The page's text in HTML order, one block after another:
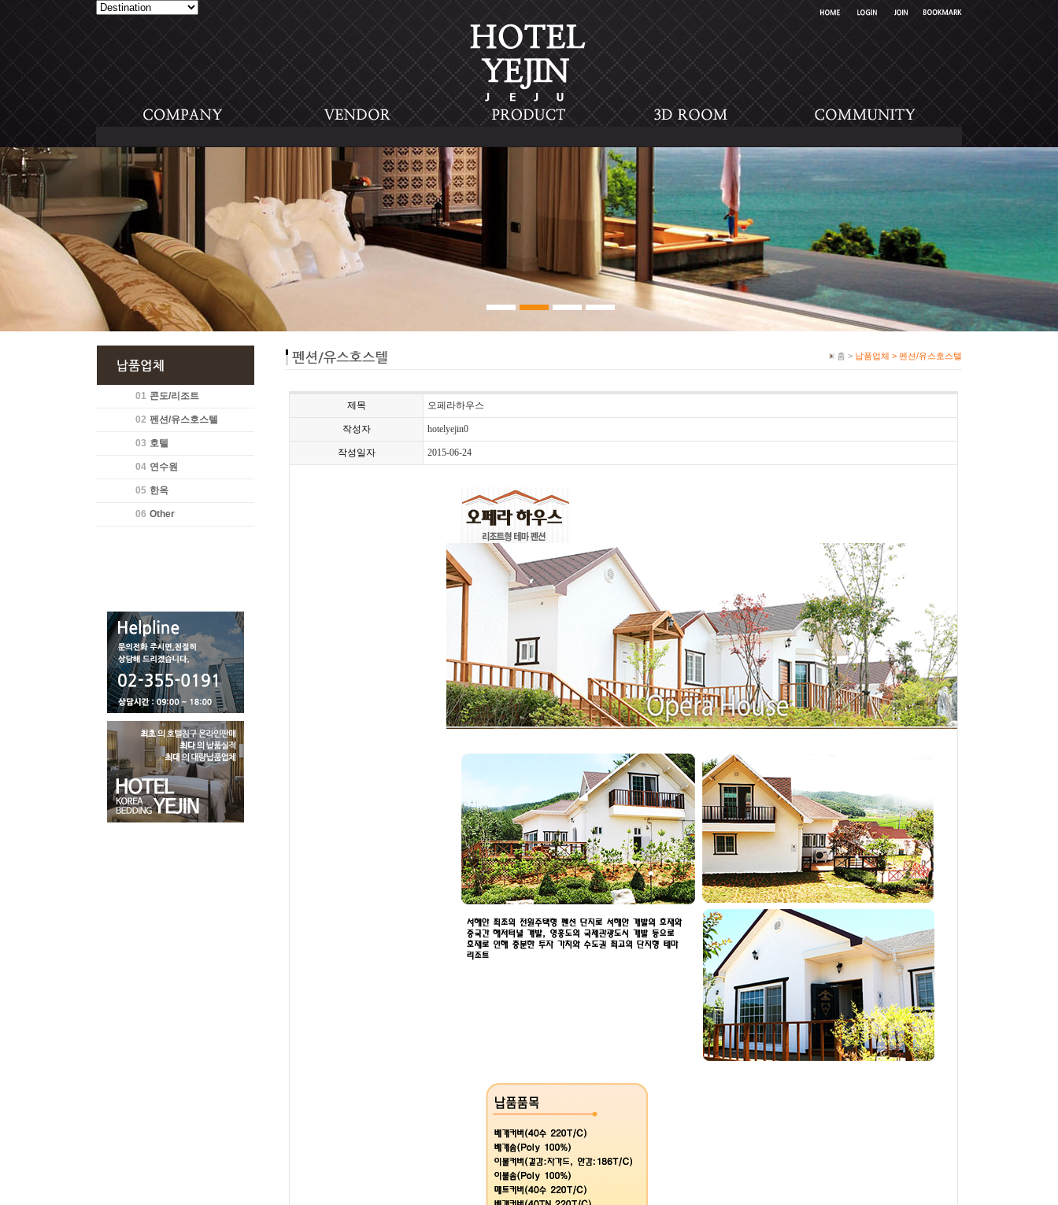
01 콘도/리조트
02 펜션/유스호스텔
03 호텔
04 연수원
05 한옥
06 Other
홈 > 납품업체 > 펜션/유스호스텔
제목 오페라하우스
작성자 hotelyejin0
작성일자 2015-06-24